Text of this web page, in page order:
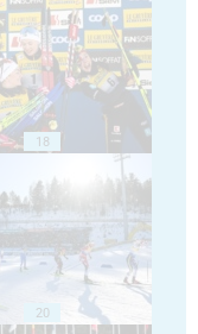
18
20